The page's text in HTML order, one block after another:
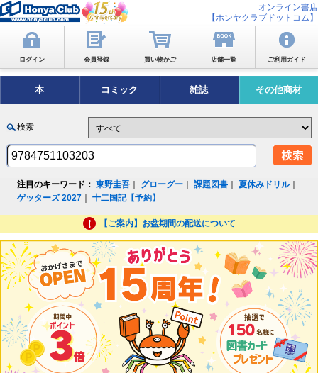
オンライン書店
【ホンヤクラブドットコム】
ログイン 会員登録 買い物かご 店舗一覧 ご利用ガイド
本 コミック 雑誌 その他商材
検索
注目のキーワード： 東野圭吾 グローグー ｜課題図書 ｜夏休みドリル｜
ゲッターズ 2027 ｜十二国記【予約】
【ご案内】お盆期間の配送について